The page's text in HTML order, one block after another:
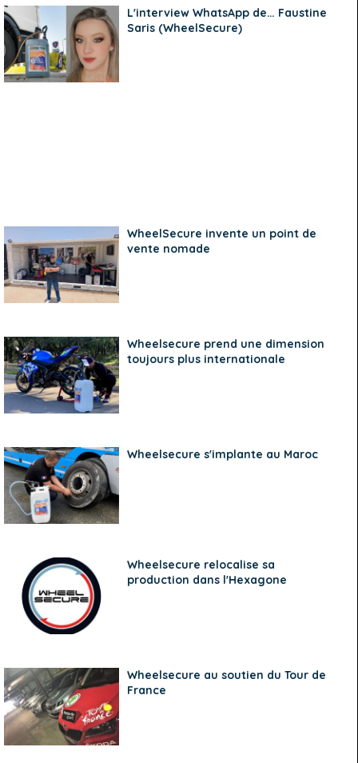
L'interview WhatsApp de… Faustine
Saris (WheelSecure)
WheelSecure invente un point de
vente nomade
Wheelsecure prend une dimension
toujours plus internationale
Wheelsecure s'implante au Maroc
Wheelsecure relocalise sa
production dans l'Hexagone
Wheelsecure au soutien du Tour de
France